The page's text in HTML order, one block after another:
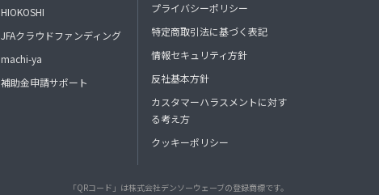
HIOKOSHI
JFAクラウドファンディング
machi-ya
補助金申請サポート
プライバシーポリシー
特定商取引法に基づく表記
情報セキュリティ方針
反社基本方針
カスタマーハラスメントに対す
る考え方
クッキーポリシー
「QRコード」は株式会社デンソーウェーブの登録商標です。